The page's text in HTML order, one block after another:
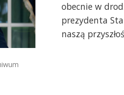
obecnie w
prezydenta
naszą